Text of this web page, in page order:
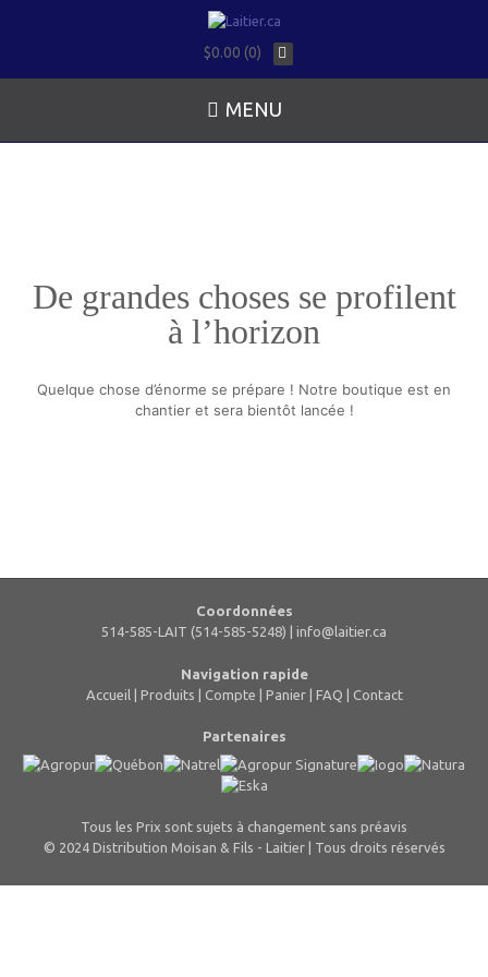
$0.00 (0)
MENU
De grandes choses se profilent
à l’horizon
Quelque chose d’énorme se prépare ! Notre boutique est en
chantier et sera bientôt lancée !
Coordonnées
514-585-LAIT (514-585-5248) | info@laitier.ca
Navigation rapide
Accueil | Produits | Compte | Panier| FAQ | Contact
Partenaires
Tous les Prix sont sujets à changement sans préavis
© 2024 Distribution Moisan & Fils - Laitier | Tous droits réservés